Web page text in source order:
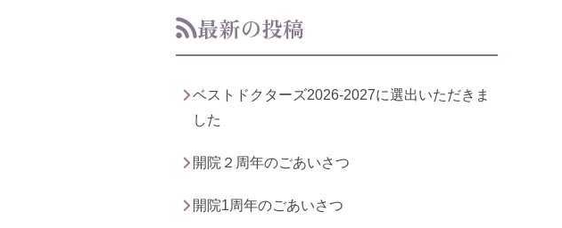
最新の投稿
ベストドクターズ2026-2027に選出いただきま
した
開院２周年のごあいさつ
開院1周年のごあいさつ